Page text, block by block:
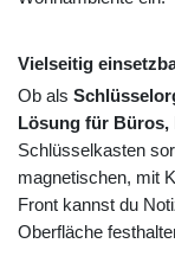
Vielseitig
Ob als
Lösung für Büros,
Schlüsselkasten
magnetischen, mit
Front kannst du
Oberfläche